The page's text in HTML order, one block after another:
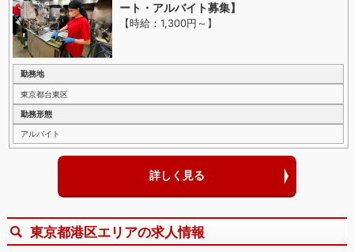
ート・アルバイト募集】
【時給：1,300円～ 】
勤務地
東京都台東区
勤務形態
アルバイト
詳しく見る
東京都港区エリアの求人情報